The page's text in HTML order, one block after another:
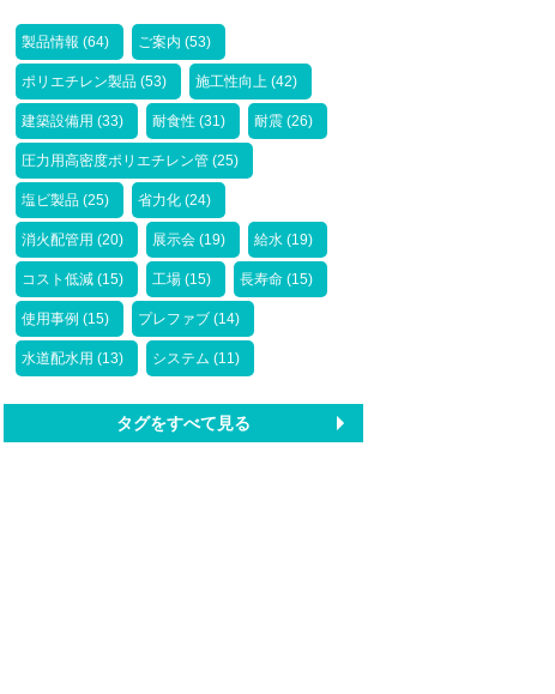
製品情報 (64) ご案内 (53)
ポリエチレン製品 (53) 施工性向上 (42)
建築設備用 (33) 耐食性 (31) 耐震 (26)
圧力用高密度ポリエチレン管 (25)
塩ビ製品 (25) 省力化 (24)
消火配管用 (20) 展示会 (19) 給水 (19)
コスト低減 (15) 工場 (15) 長寿命 (15)
使用事例 (15) プレファブ (14)
水道配水用 (13) システム (11)
タグをすべて見る